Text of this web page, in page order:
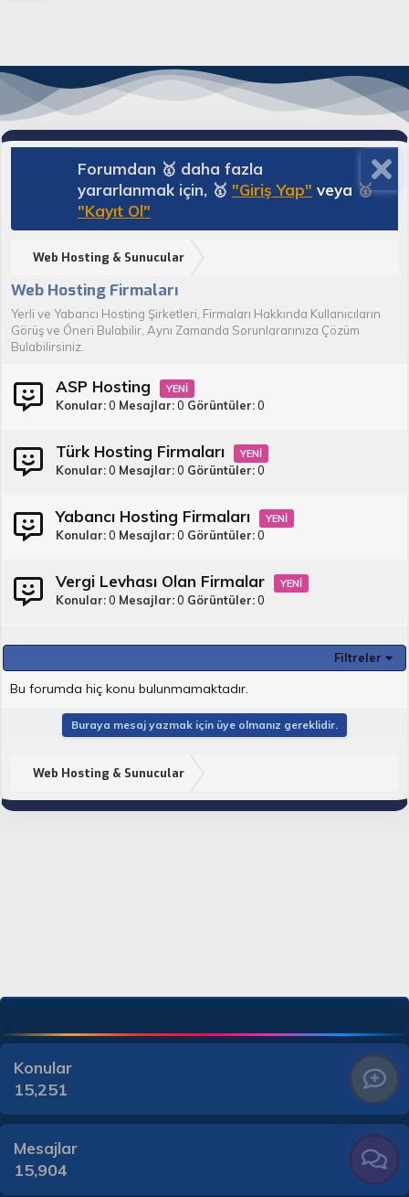
Forumdan 🥇 daha fazla
yararlanmak için, 🥇 "Giriş Yap" veya 🥇
"Kayıt Ol"
Web Hosting & Sunucular
Web Hosting Firmaları
Yerli ve Yabancı Hosting Şirketleri, Firmaları Hakkında Kullanıcıların
Görüş ve Öneri Bulabilir, Aynı Zamanda Sorunlararınıza Çözüm
Bulabilirsiniz.
ASP Hosting
Konular 0 Mesajlar 0 Görüntüler 0
Türk Hosting Firmaları
Konular 0 Mesajlar 0 Görüntüler 0
Yabancı Hosting Firmaları
Konular 0 Mesajlar 0 Görüntüler 0
Vergi Levhası Olan Firmalar
Konular 0 Mesajlar 0 Görüntüler 0
Filtreler
Bu forumda hiç konu bulunmamaktadır.
Buraya mesaj yazmak için üye olmanız gereklidir.
Web Hosting & Sunucular
Konular
15,251
Mesajlar
15,904